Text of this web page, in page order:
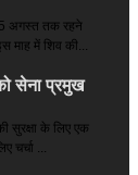
अगस्त तक रहने
माह में शिव की...
सेना प्रमुख
सुरक्षा के लिए एक
चर्चा ...